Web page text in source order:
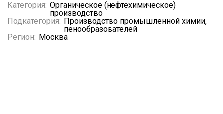
Категория: Органическое (нефтехимическое)
производство
Подкатегория: Производство промышленной химии,
пенообразователей
Регион: Москва